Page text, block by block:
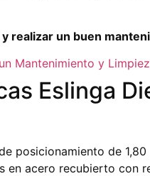
y realizar un buen
Mantenimiento y
Eslinga
posicionamiento de 1,80
en acero recubierto con